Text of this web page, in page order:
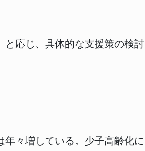
応じ、具体的な支援策の検
々増している。少子高齢化